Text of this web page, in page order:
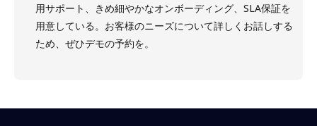
用サポート、きめ細やかなオンボーディング、SLA保証を
用意している。お客様のニーズについて詳しくお話しする
ため、ぜひデモの予約を。